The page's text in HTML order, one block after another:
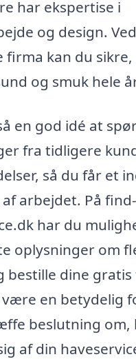
har ekspertise i
og design.
firma kan du sikre,
og smuk hele
en god idé at
fra tidligere
så du får et
arbejdet. På find-
har du
oplysninger om
bestille dine gratis
være en betydelig
beslutning om,
af din